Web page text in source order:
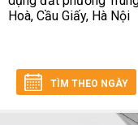
TÌM THEO NGÀY